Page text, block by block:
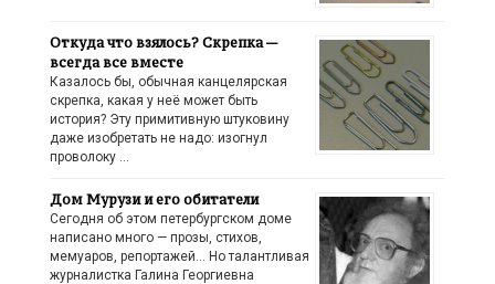
Откуда что взялось? Скрепка —
всегда все вместе
Казалось бы, обычная канцелярская
скрепка, какая у неё может быть
история? Эту примитивную штуковину
даже изобретать не надо: изогнул
проволоку …
Дом Мурузи и его обитатели
Сегодня об этом петербургском доме
написано много — прозы, стихов,
мемуаров, репортажей… Но талантливая
журналистка Галина Георгиевна